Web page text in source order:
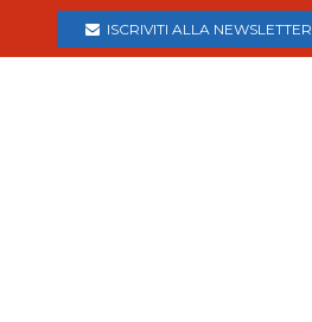
ISCRIVITI ALLA NEWSLETTER